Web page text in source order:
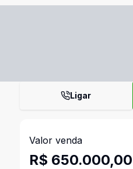
Ligar
Valor venda
R$ 650.000,00